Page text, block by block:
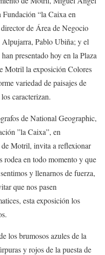
“la Caixa en
de Área de Negocio
Pablo Ubiña; y el
presentado hoy en la Plaza
Motril la exposición Colores
variedad de paisajes de
caracterizan.
de National Geographic,
”la Caixa”, en
Motril, invita a reflexionar
rodea en todo momento y que
y llenarnos de fuerza,
que nos pasen
esta exposición los
los brumosos azules de la
y rojos de la puesta de